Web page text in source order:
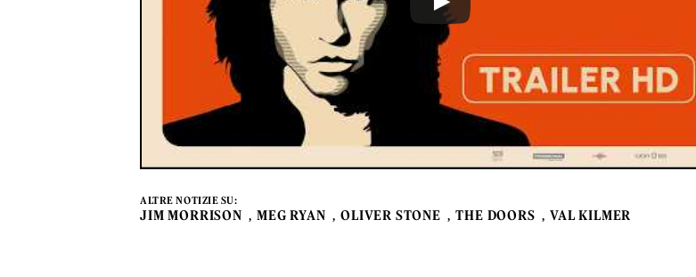
ALTRE NOTIZIE SU:
JIM MORRISON MEG RYAN OLIVER STONE THE DOORS VAL KILMER